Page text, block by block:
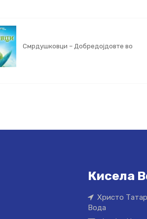
Смрдушковци – Добредојдовте во
Кисела
Христо
Вода